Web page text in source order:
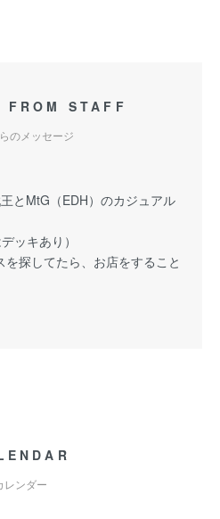
FROM STAFF
のメッセージ
とMtG（EDH）のカジュアル
ッキあり）
探してたら、お店をすること
レンダー